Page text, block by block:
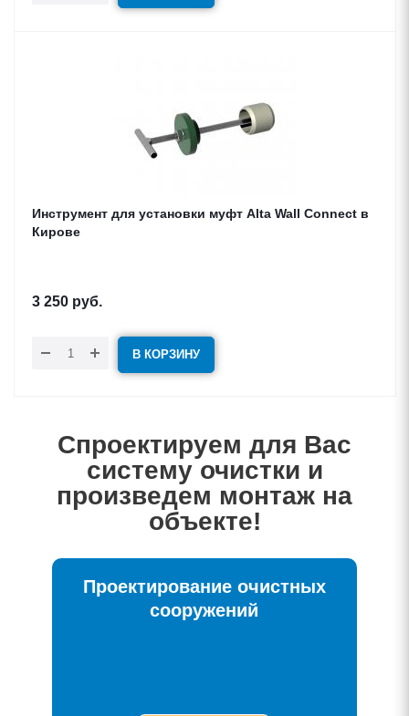
Инструмент для установки муфт Alta Wall Connect в
Кирове
3 250 руб.
В КОРЗИНУ
Спроектируем для Вас
систему очистки и
произведем монтаж на
объекте!
Проектирование очистных
сооружений